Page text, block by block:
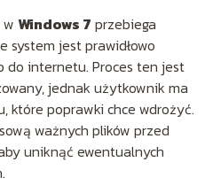
Windows 7 przebiega
system jest prawidłowo
do internetu. Proces ten jest
jednak użytkownik ma
które poprawki chce wdrożyć.
ważnych plików przed
uniknąć ewentualnych